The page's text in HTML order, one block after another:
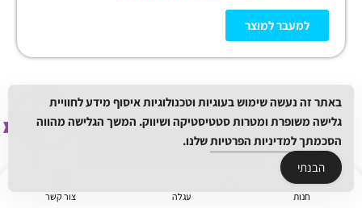
למעבר למוצר
ל
ק
ב
ל
ת
הנ
ח
ה נו
ס
פ
ת
-
ה
ת
ק
ש
ר
חנות עגלה צור קשר
באתר זה נעשה שימוש בעוגיות וטכנולוגיות איסוף מידע לחוויית
גלישה משופרת ומטרות סטטיסטיקה ושיווק. המשך הגלישה מהווה
הסכמתךלמדיניות הפרטיותשלנו.
הבנתי